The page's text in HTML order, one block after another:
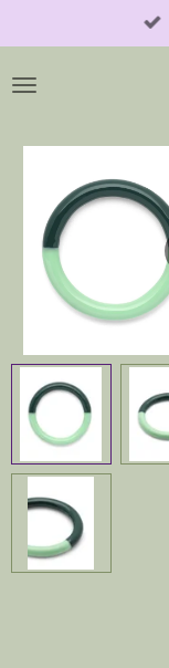
Hauptinhalt
springen